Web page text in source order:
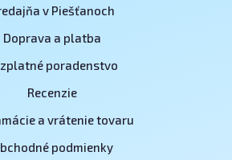
v Piešťanoch
Doprava a platba
poradenstvo
Recenzie
a vrátenie tovaru
podmienky